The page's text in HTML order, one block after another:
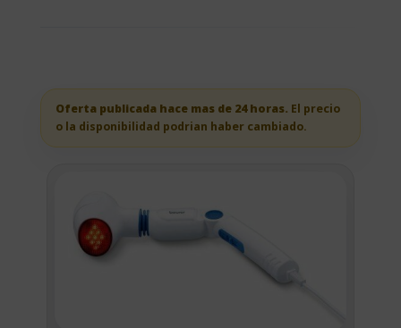
Oferta publicada hace mas de 24 horas. El precio
o la disponibilidad podrian haber cambiado.